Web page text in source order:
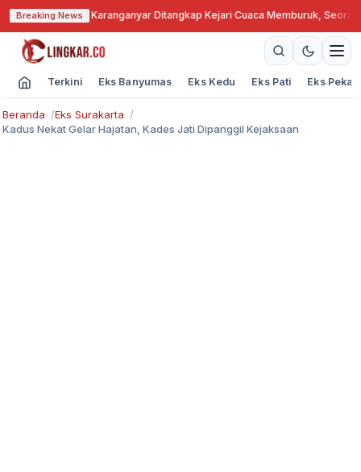
Breaking News
Kades Karanganyar Ditangkap Kejari·Cuaca Memburuk, Seorang
Terkini Eks Banyumas Eks Kedu Eks Pati Eks
Beranda
Eks Surakarta
Kadus Nekat Gelar Hajatan, Kades Jati Dipanggil Kejaksaan